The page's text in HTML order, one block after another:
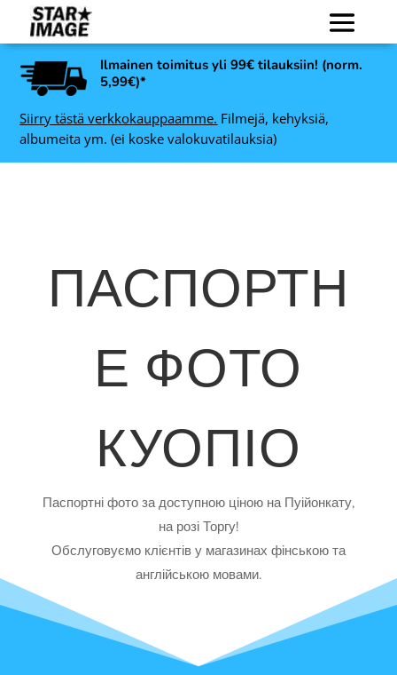
Ilmainen toimitus yli 99€ tilauksiin! (norm.
5,99€)*
Siirry tästä verkkokauppaamme. Filmejä, kehyksiä,
albumeita ym. (ei koske valokuvatilauksia)
ПАСПОРТН
Е ФОТО
КУОПІО
Паспортні фото за доступною ціною на Пуійонкату,
на розі Торгу!
Обслуговуємо клієнтів у магазинах фінською та
англійською мовами.